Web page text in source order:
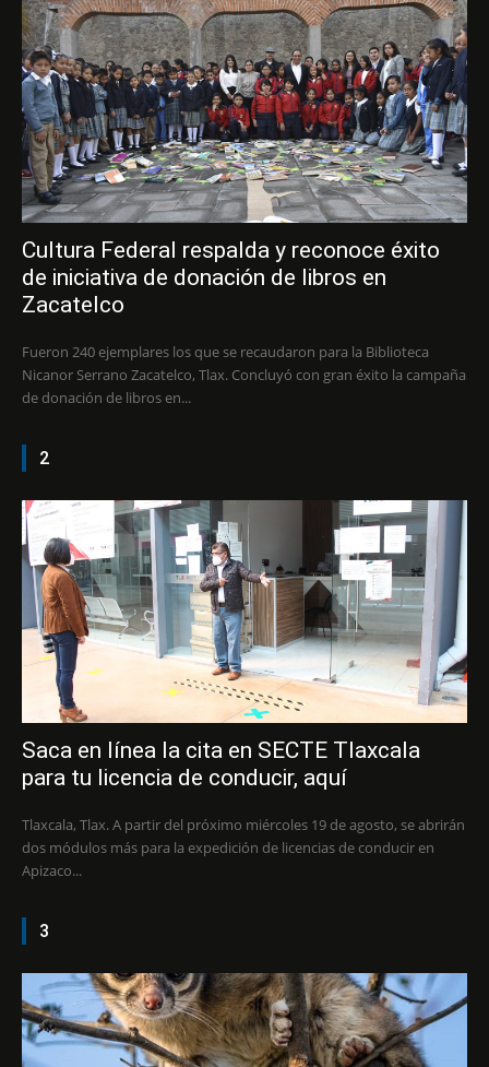
Cultura Federal respalda y reconoce éxito
de iniciativa de donación de libros en
Zacatelco
Fueron 240 ejemplares los que se recaudaron para la Biblioteca
Nicanor Serrano Zacatelco, Tlax. Concluyó con gran éxito la campaña
de donación de libros en...
2
Saca en línea la cita en SECTE Tlaxcala
para tu licencia de conducir, aquí
Tlaxcala, Tlax. A partir del próximo miércoles 19 de agosto, se abrirán
dos módulos más para la expedición de licencias de conducir en
Apizaco...
3